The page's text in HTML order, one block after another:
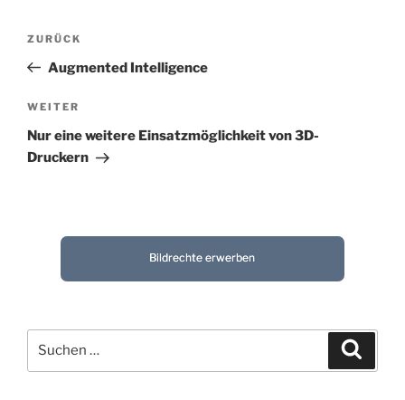
Beitragsnavigation
Vorheriger
Beitrag
ZURÜCK
Augmented Intelligence
Nächster
Beitrag
WEITER
Nur eine weitere Einsatzmöglichkeit von 3D-
Druckern
Bildrechte erwerben
nach: